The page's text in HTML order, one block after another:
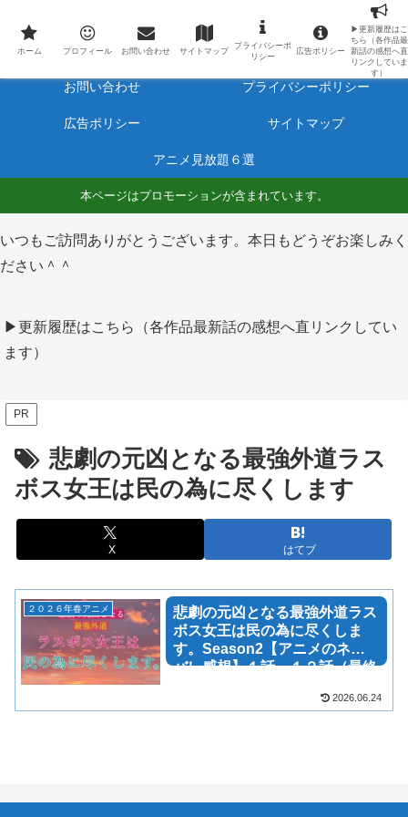
最新アニメのあらすじと感想をネタバレ有りで毎日更新しています。
ホーム プロフィール
お問い合わせ プライバシーポリシー
広告ポリシー サイトマップ
アニメ見放題６選
本ページはプロモーションが含まれています。
いつもご訪問ありがとうございます。本日もどうぞお楽しみく
ださい＾＾
▶更新履歴はこちら（各作品最新話の感想へ直リンクしてい
ます）
PR
悲劇の元凶となる最強外道ラス
ボス女王は民の為に尽くします
X はてブ
２０２６年春アニメ
悲劇の元凶となる最強外道ラス
ボス女王は民の為に尽くしま
す。Season2【アニメのネタ
バレ感想】１話～１２話（最終
2026.06.24
ホーム プロフィール お問い合わせ サイトマップ
プライバシーポ
リシー
広告ポリシー
▶更新履歴はこ
ちら（各作品最
新話の感想へ直
リンクしていま
す）